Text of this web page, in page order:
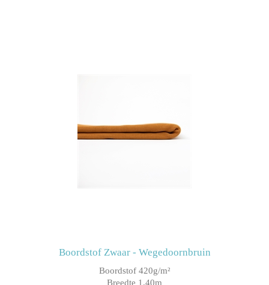
Boordstof Zwaar - Wegedoornbruin
Boordstof 420g/m²
Breedte 1.40m